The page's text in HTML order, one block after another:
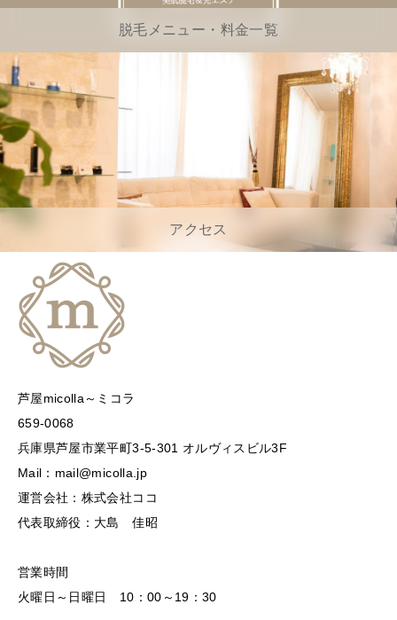
脱毛メニュー・料金一覧
アクセス
芦屋micolla～ミコラ
659-0068
兵庫県芦屋市業平町3-5-301 オルヴィスビル3F
Mail：mail@micolla.jp
運営会社：株式会社ココ
代表取締役：大島 佳昭
営業時間
火曜日～日曜日 10：00～19：30